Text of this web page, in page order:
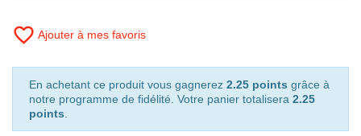
favorite_border Ajouter à mes favoris
En achetant ce produit vous gagnerez 2.25 points grâce à
notre programme de fidélité. Votre panier totalisera 2.25
points